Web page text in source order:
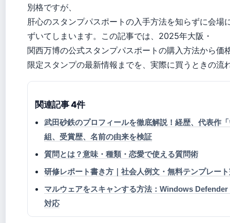
別格ですが、
肝心のスタンプパスポートの入手方法を知らずに会場
ずいてしまいます。この記事では、2025年大阪・
関西万博の公式スタンプパスポートの購入方法から価
限定スタンプの最新情報までを、実際に買うときの流
関連記事 4件
武田砂鉄のプロフィールを徹底解説！経歴、代表作
組、受賞歴、名前の由来を検証
質問とは？意味・種類・恋愛で使える質問術
研修レポート書き方｜社会人例文・無料テンプレー
マルウェアをスキャンする方法：Windows
対応